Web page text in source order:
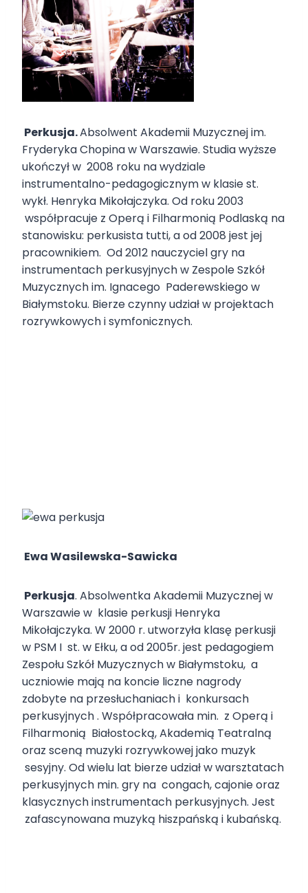
Perkusja.Absolwent Akademii Muzycznej im.
Fryderyka Chopina w Warszawie. Studia wyższe
ukończył w 2008 roku na wydziale
instrumentalno-pedagogicznym w klasie st.
wykł. Henryka Mikołajczyka. Od roku 2003
współpracuje z Operą i Filharmonią Podlaską na
stanowisku: perkusista tutti, a od 2008 jest jej
pracownikiem. Od 2012 nauczyciel gry na
instrumentach perkusyjnych w Zespole Szkół
Muzycznych im. Ignacego Paderewskiego w
Białymstoku. Bierze czynny udział w projektach
rozrywkowych i symfonicznych.
Ewa Wasilewska-Sawicka
Perkusja. Absolwentka Akademii Muzycznej w
Warszawie w klasie perkusji Henryka
Mikołajczyka. W 2000 r. utworzyła klasę perkusji
w PSM I st. w Ełku, a od 2005r. jest pedagogiem
Zespołu Szkół Muzycznych w Białymstoku, a
uczniowie mają na koncie liczne nagrody
zdobyte na przesłuchaniach i konkursach
perkusyjnych . Współpracowała min. z Operą i
Filharmonią Białostocką, Akademią Teatralną
oraz sceną muzyki rozrywkowej jako muzyk
sesyjny. Od wielu lat bierze udział w warsztatach
perkusyjnych min. gry na congach, cajonie oraz
klasycznych instrumentach perkusyjnych. Jest
zafascynowana muzyką hiszpańską i kubańską.